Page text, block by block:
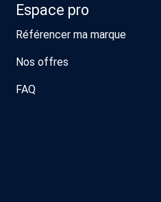
Espace pro
Référencer ma marque
Nos offres
FAQ